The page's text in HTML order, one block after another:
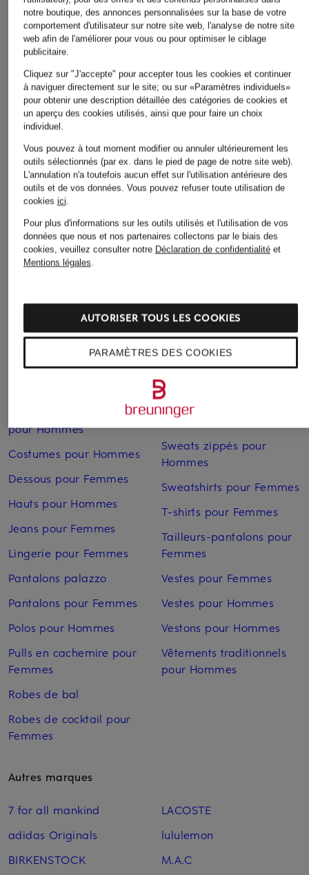
Autres catégories
Bikinis pour Femmes
Blouses pour Femmes
Cardigans et gilets pour
Femmes
Chaussures business pour
Hommes
Chaussures pour Femmes
Chaussures pour Femmes
en solde
Chaussures pour
Chaussures à enfiler pour
Chemises pour Hommes
Combinaisons pour
Costumes de mariage
pour Hommes
Costumes pour Hommes
Dessous pour Femmes
Hauts pour Hommes
Jeans pour Femmes
Lingerie pour Femmes
Pantalons palazzo
Pantalons pour Femmes
Polos pour Hommes
Pulls en cachemire pour
Femmes
Robes de bal
Robes de cocktail pour
Femmes
Robes de mariage civil
Robes de mariage pour
Femmes
Robes de soirée pour
Robes pour Femmes
Robes pour Femmes
solde
Sacs pour Femmes
Shorts pour Femmes
Slingbacks pour Femmes
Sneakers pour Femmes
Sneakers pour Femmes
en solde
Sneakers pour Hommes
Sweats zippés pour
Hommes
Sweatshirts pour Femmes
T-shirts pour Femmes
Tailleurs-pantalons pour
Femmes
Vestes pour Femmes
Vestes pour Hommes
Vestons pour Hommes
Vêtements traditionnels
pour Hommes
Autres marques
7 for all mankind
adidas Originals
BIRKENSTOCK
LACOSTE
lululemon
M.A.C
notre boutique, des annonces personnalisées sur la base de votre
comportement d'utilisateur sur notre site web, l'analyse de notre site
web afin de l'améliorer pour vous ou pour optimiser le ciblage
publicitaire.
Cliquez sur "J'accepte" pour accepter tous les cookies et continuer
à naviguer directement sur le site; ou sur «Paramètres individuels»
pour obtenir une description détaillée des catégories de cookies et
un aperçu des cookies utilisés, ainsi que pour faire un choix
individuel.
Vous pouvez à tout moment modifier ou annuler ultérieurement les
outils sélectionnés (par ex. dans le pied de page de notre site web).
L'annulation n'a toutefois aucun effet sur l'utilisation antérieure des
outils et de vos données. Vous pouvez refuser toute utilisation de
cookies ici.
Pour plus d'informations sur les outils utilisés et l'utilisation de vos
données que nous et nos partenaires collectons par le biais des
cookies, veuillez consulter notre Déclaration de confidentialitéet
Mentions légales.
PARAMÈTRES DES COOKIES
AUTORISER TOUS LES COOKIES